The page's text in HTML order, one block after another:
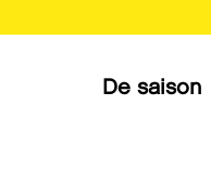
De saison